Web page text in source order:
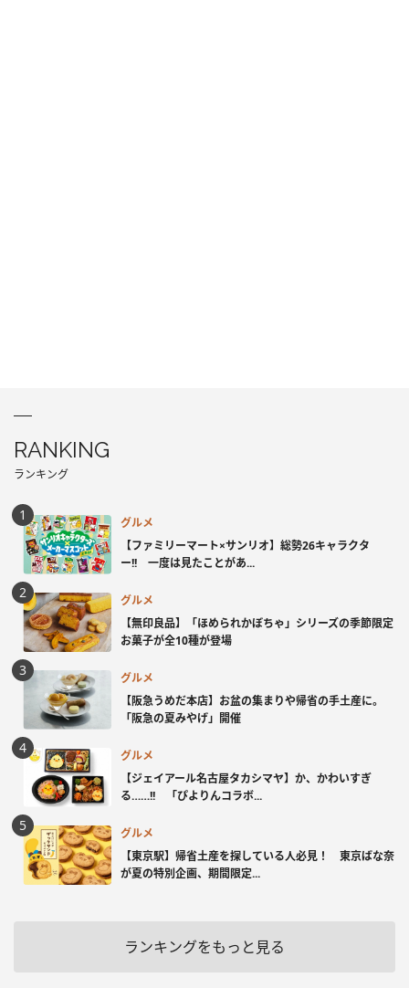
RANKING
ランキング
グルメ
【ファミリーマート×サンリオ】総勢26キャラクタ
ー!! 一度は見たことがあ...
グルメ
【無印良品】「ほめられかぼちゃ」シリーズの季節限定
お菓子が全10種が登場
グルメ
【阪急うめだ本店】お盆の集まりや帰省の手土産に。
「阪急の夏みやげ」開催
グルメ
【ジェイアール名古屋タカシマヤ】か、かわいすぎ
る……!! 「ぴよりんコラボ...
グルメ
【東京駅】帰省土産を探している人必見！ 東京ばな奈
が夏の特別企画、期間限定...
ランキングをもっと見る